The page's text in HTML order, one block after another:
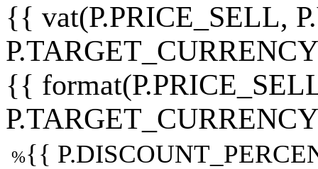
{{ vat(P.PRICE_SELL,
{{
%{{